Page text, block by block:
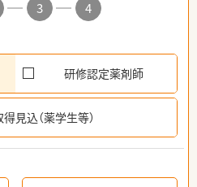
3
4
研修認定薬剤師
見込（薬学生等）